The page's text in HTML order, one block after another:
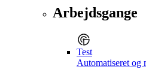
Arbejdsgange
Test
Automatiseret og